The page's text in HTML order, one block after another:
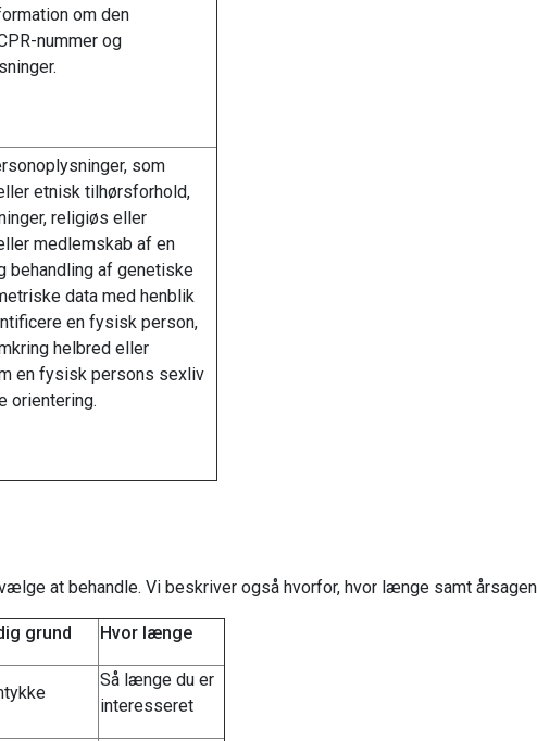
om den
nummer og
som
etnisk tilhørsforhold,
religiøs eller
medlemskab af en
behandling af genetiske
data med henblik
en fysisk person,
helbred eller
en fysisk persons sexliv
orientering.
at behandle. Vi beskriver også hvorfor, hvor længe samt
grund Hvor længe
Så længe du er
interesseret